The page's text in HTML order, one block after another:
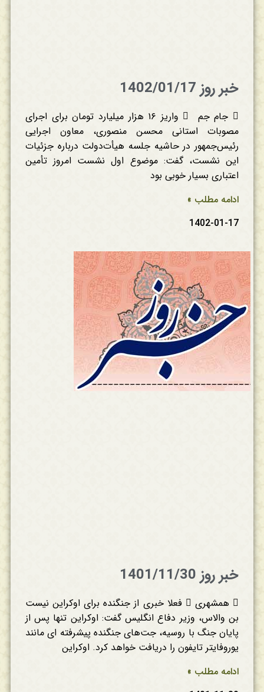
خبر روز 1402/01/17
 جام جم  واریز ۱۶ هزار میلیارد تومان برای اجرای
مصوبات استانی محسن منصوری، معاون اجرایی
رئیس‌جمهور در حاشیه جلسه هیأت‌دولت درباره جزئیات
این نشست، گفت: موضوع اول نشست امروز تأمین
اعتباری بسیار خوبی بود
ادامه مطلب »
1402-01-17
خبر روز 1401/11/30
 همشهری  فعلا خبری از جنگنده برای اوکراین نیست
بن والاس، وزیر دفاع انگلیس گفت: اوکراین تنها پس از
پایان جنگ با روسیه، جت‌های جنگنده پیشرفته ای مانند
یوروفایتر تایفون را دریافت خواهد کرد. اوکراین
ادامه مطلب »